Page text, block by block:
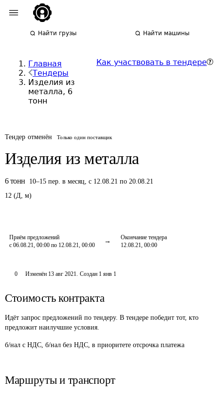
Найти грузы Найти машины
Главная
Тендеры
Изделия из
металла, 6
тонн
Как участвовать в тендере
Тендер отменён Только один поставщик
Изделия из металла
6 тонн 10–15 пер. в месяц, с 12.08.21 по 20.08.21
12 (Д, м)
Приём предложений
с 06.08.21, 00:00 по 12.08.21, 00:00
Окончание тендера
12.08.21, 00:00
0 Изменён 13 авг 2021. Создан 1 янв 1
Стоимость контракта
Идёт запрос предложений по тендеру. В тендере победит тот, кто
предложит наилучшие условия.
б/нал с НДС, б/нал без НДС, в приоритете отсрочка платежа
Маршруты и транспорт